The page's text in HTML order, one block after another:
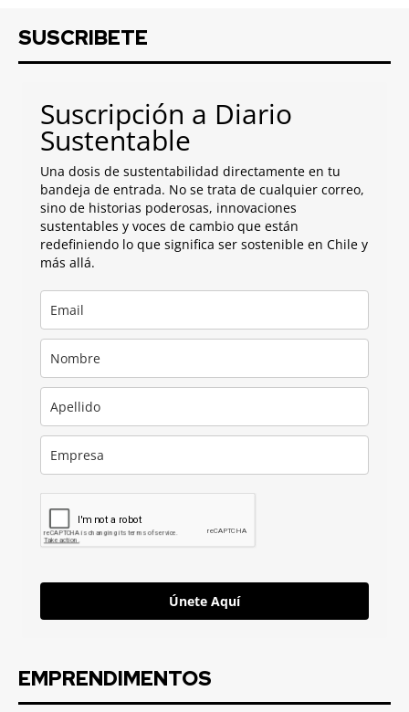
SUSCRIBETE
Suscripción a Diario
Sustentable
Una dosis de sustentabilidad directamente en tu
bandeja de entrada. No se trata de cualquier correo,
sino de historias poderosas, innovaciones
sustentables y voces de cambio que están
redefiniendo lo que significa ser sostenible en Chile y
más allá.
Únete Aquí
EMPRENDIMENTOS